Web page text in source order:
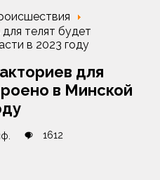
телят будет
в 2023 году
для
в Минской
1612